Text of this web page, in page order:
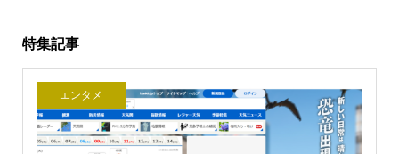
特集記事
エンタメ